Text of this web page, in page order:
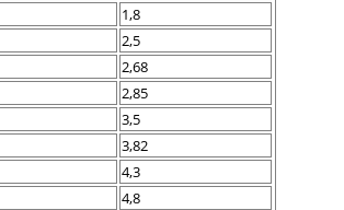
1,8
2,5
2,68
2,85
3,5
3,82
4,3
4,8